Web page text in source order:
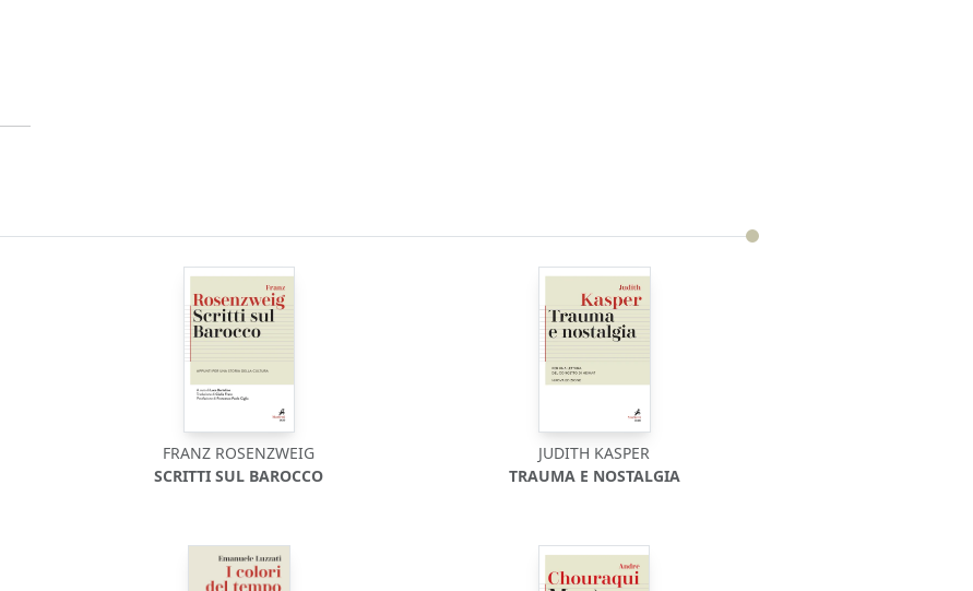
FRANZ ROSENZWEIG
SCRITTI SUL BAROCCO
JUDITH KASPER
TRAUMA E NOSTALGIA